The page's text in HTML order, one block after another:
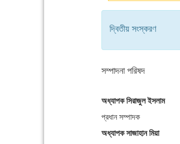
দ্বিতীয় সংস্করণ
সম্পাদনা পরিষদ
অধ্যাপক সিরাজুল ইসলাম
প্রধান সম্পাদক
অধ্যাপক সাজাহান মিয়া